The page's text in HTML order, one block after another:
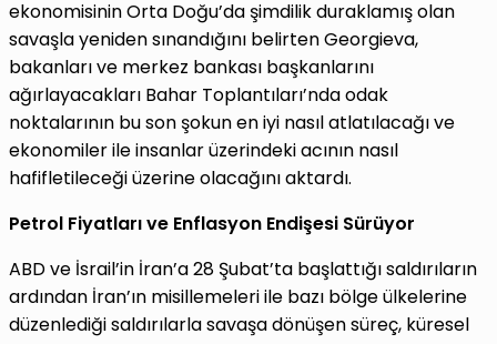
ekonomisinin Orta Doğu’da şimdilik duraklamış olan
savaşla yeniden sınandığını belirten Georgieva,
bakanları ve merkez bankası başkanlarını
ağırlayacakları Bahar Toplantıları’nda odak
noktalarının bu son şokun en iyi nasıl atlatılacağı ve
ekonomiler ile insanlar üzerindeki acının nasıl
hafifletileceği üzerine olacağını aktardı.
Petrol Fiyatları ve Enflasyon Endişesi Sürüyor
ABD ve İsrail’in İran’a 28 Şubat’ta başlattığı saldırıların
ardından İran’ın misillemeleri ile bazı bölge ülkelerine
düzenlediği saldırılarla savaşa dönüşen süreç, küresel